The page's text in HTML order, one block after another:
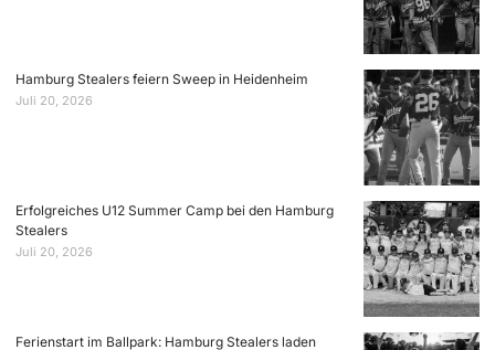
Hamburg Stealers feiern Sweep in Heidenheim
Juli 20, 2026
Erfolgreiches U12 Summer Camp bei den Hamburg
Stealers
Juli 20, 2026
Ferienstart im Ballpark: Hamburg Stealers laden